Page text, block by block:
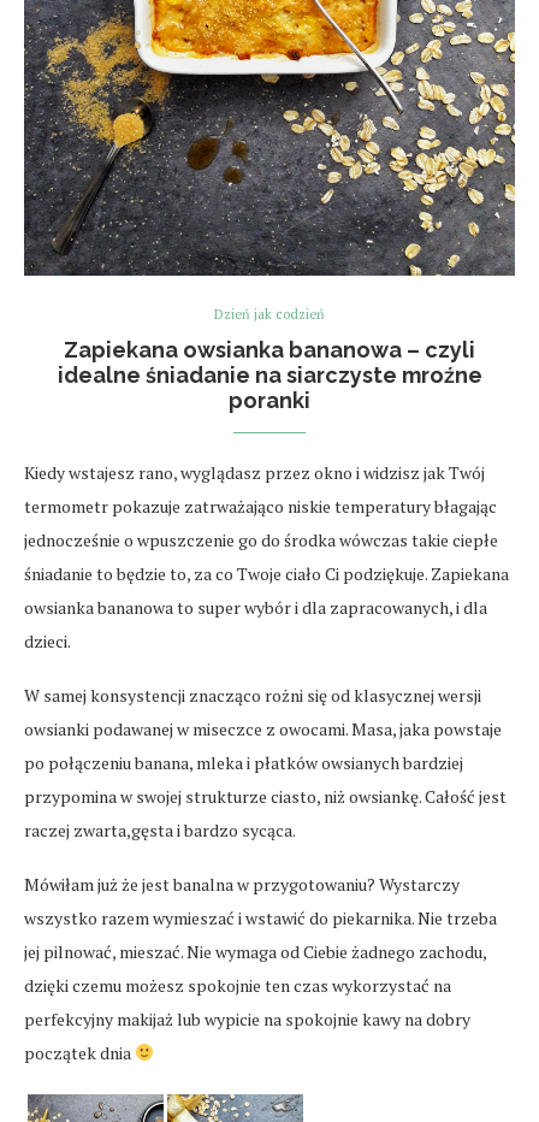
Dzień jak codzień
Zapiekana owsianka bananowa – czyli
idealne śniadanie na siarczyste mroźne
poranki
Kiedy wstajesz rano, wyglądasz przez okno i widzisz jak Twój
termometr pokazuje zatrważająco niskie temperatury błagając
jednocześnie o wpuszczenie go do środka wówczas takie ciepłe
śniadanie to będzie to, za co Twoje ciało Ci podziękuje. Zapiekana
owsianka bananowa to super wybór i dla zapracowanych, i dla
dzieci.
W samej konsystencji znacząco rożni się od klasycznej wersji
owsianki podawanej w miseczce z owocami. Masa, jaka powstaje
po połączeniu banana, mleka i płatków owsianych bardziej
przypomina w swojej strukturze ciasto, niż owsiankę. Całość jest
raczej zwarta,gęsta i bardzo sycąca.
Mówiłam już że jest banalna w przygotowaniu? Wystarczy
wszystko razem wymieszać i wstawić do piekarnika. Nie trzeba
jej pilnować, mieszać. Nie wymaga od Ciebie żadnego zachodu,
dzięki czemu możesz spokojnie ten czas wykorzystać na
perfekcyjny makijaż lub wypicie na spokojnie kawy na dobry
początek dnia